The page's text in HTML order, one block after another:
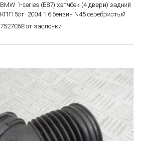
BMW 1-series (E87) хэтчбек (4 двери) задний
КПП 5ст. 2004 1.6 бензин N45 серебристый
7527068 от заслонки